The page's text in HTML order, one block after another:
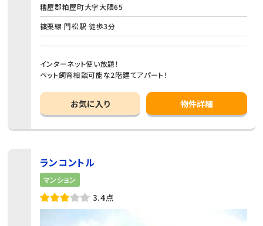
糟屋郡粕屋町大字大隈65
篠栗線 門松駅 徒歩3分
インターネット使い放題！
ペット飼育相談可能な2階建てアパート！
お気に入り 物件詳細
ランコントル
マンション
3.4点